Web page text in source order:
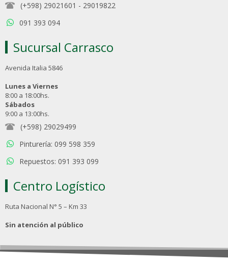
(+598) 29021601 - 29019822
091 393 094
Sucursal Carrasco
Avenida Italia 5846
Lunes a Viernes
8:00 a 18:00hs.
Sábados
9:00 a 13:00hs.
(+598) 29029499
Pinturería: 099 598 359
Repuestos: 091 393 099
Centro Logístico
Ruta Nacional N° 5 – Km 33
Sin atención al público